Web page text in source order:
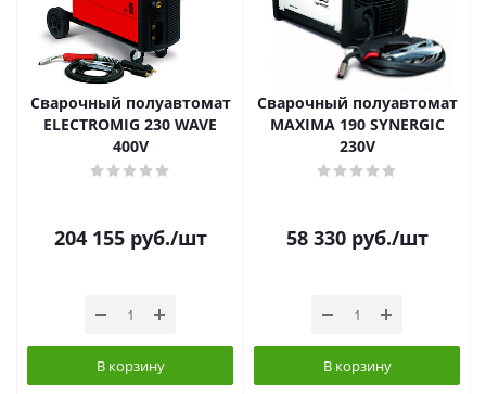
Сварочный полуавтомат
ELECTROMIG 230 WAVE
400V
204 155руб./шт
В корзину
Сварочный полуавтомат
MAXIMA 190 SYNERGIC
230V
58 330руб./шт
В корзину